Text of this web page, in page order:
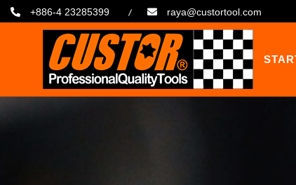
+886-4 23285399 raya@custortool.com